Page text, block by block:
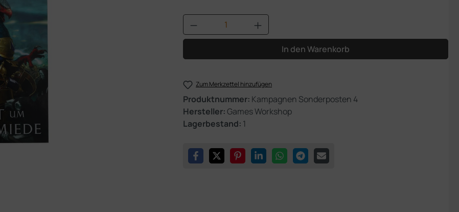
Produkt Anzahl: Gib den gewünschten Wert
In den Warenkorb
Zum Merkzettel hinzufügen
Produktnummer: Kampagnen Sonderposten 4
Hersteller:Games Workshop
Lagerbestand: 1